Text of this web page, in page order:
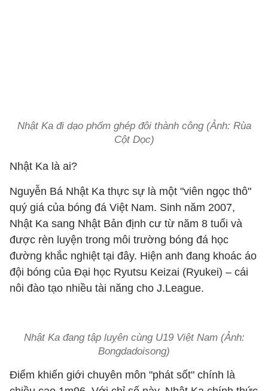
Nhật Ka đi dạo phốm ghép đôi thành công (Ảnh: Rùa
Cột Dọc)
Nhật Ka là ai?
Nguyễn Bá Nhật Ka thực sự là một "viên ngọc thô"
quý giá của bóng đá Việt Nam. Sinh năm 2007,
Nhật Ka sang Nhật Bản định cư từ năm 8 tuổi và
được rèn luyện trong môi trường bóng đá học
đường khắc nghiệt tại đây. Hiện anh đang khoác áo
đội bóng của Đại học Ryutsu Keizai (Ryukei) – cái
nôi đào tạo nhiều tài năng cho J.League.
Nhật Ka đang tập luỵên cùng U19 Việt Nam (Ảnh:
Bongdadoisong)
Điểm khiến giới chuyên môn "phát sốt" chính là